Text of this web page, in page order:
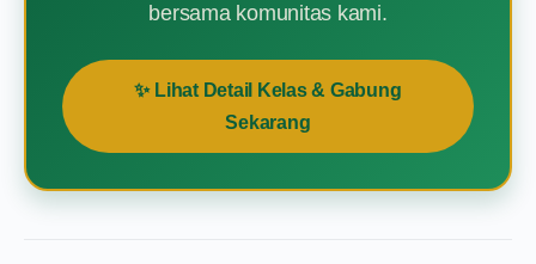
bersama komunitas kami.
✨ Lihat Detail Kelas & Gabung
Sekarang